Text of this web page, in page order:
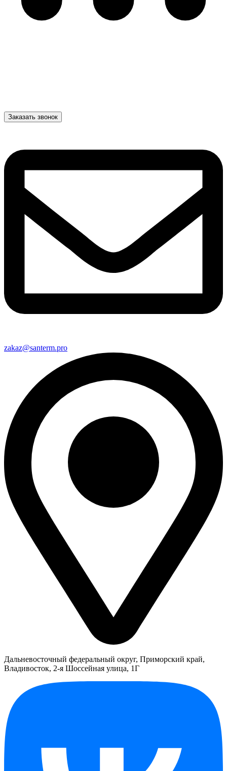
Заказать звонок
zakaz@santerm.pro
Дальневосточный федеральный округ, Приморский край,
Владивосток, 2-я Шоссейная улица, 1Г